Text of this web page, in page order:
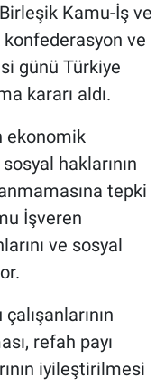
Kamu-İş ve
ve
günü Türkiye
kararı aldı.
ekonomik
haklarının
tepki
İşveren
ve sosyal
refah payı
iyileştirilmesi